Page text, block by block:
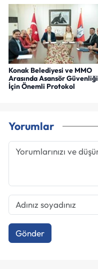
Konak Belediyesi ve MMO
Arasında Asansör Güvenliği
İçin Önemli Protokol
Yorumlar
Gönder